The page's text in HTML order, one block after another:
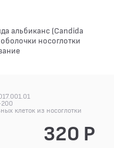
альбиканс (Candida
носоглотки
клеток из носоглотки
320 Р